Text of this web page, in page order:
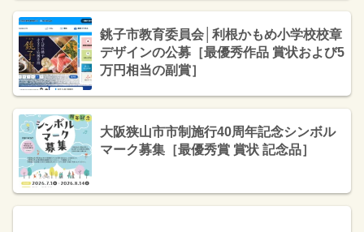
銚子市教育委員会│利根かもめ小学校校章
デザインの公募［最優秀作品 賞状および5
万円相当の副賞］
大阪狭山市市制施行40周年記念シンボル
マーク募集［最優秀賞 賞状 記念品］